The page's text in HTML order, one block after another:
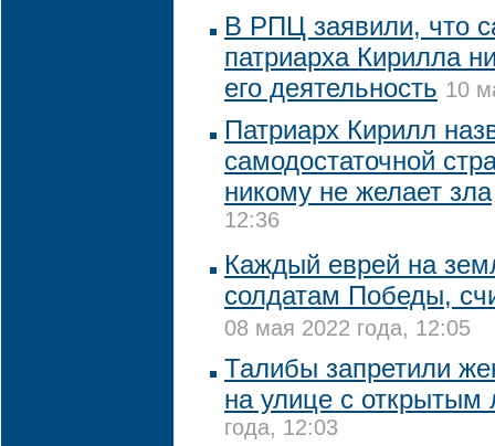
В РПЦ заявили, что
патриарха Кирилла
его деятельность 10
Патриарх Кирилл
самодостаточной
никому не желает зла
12:36
Каждый еврей на
солдатам Победы,
08 мая 2022 года, 12:05
Талибы запретили
на улице с открытым
года, 12:03